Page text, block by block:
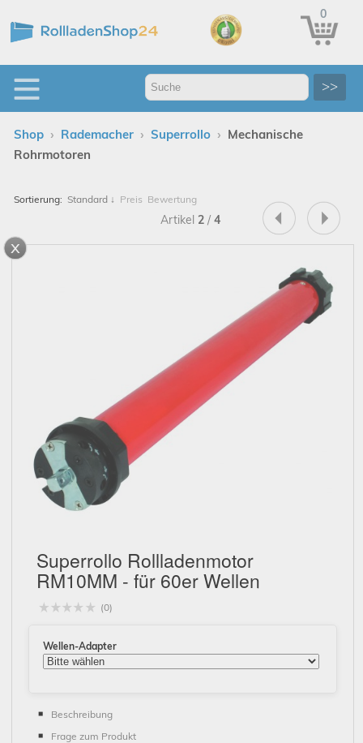
0
>>
Schließen
Shop › Rademacher › Superrollo › Mechanische
Rohrmotoren
Sortierung: Standard ↓ Preis Bewertung
Artikel 2 / 4
Superrollo Rollladenmotor
RM10MM - für 60er Wellen
(0)
Wellen-Adapter
Beschreibung
Frage zum Produkt
x